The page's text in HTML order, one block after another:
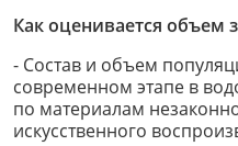
Как оценивается объем
- Состав и объем
современном этапе в
по материалам
искусственного